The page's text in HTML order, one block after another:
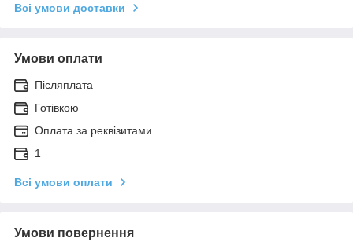
Всі умови доставки
Умови оплати
Післяплата
Готівкою
Оплата за реквізитами
1
Всі умови оплати
Умови повернення